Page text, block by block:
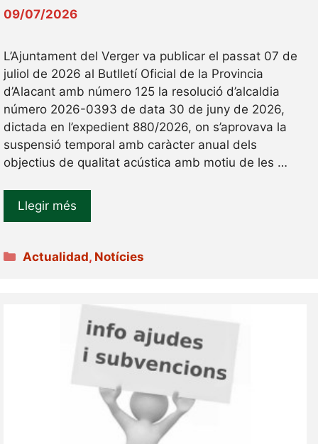
09/07/2026
L’Ajuntament del Verger va publicar el passat 07 de
juliol de 2026 al Butlletí Oficial de la Provincia
d’Alacant amb número 125 la resolució d’alcaldia
número 2026-0393 de data 30 de juny de 2026,
dictada en l’expedient 880/2026, on s’aprovava la
suspensió temporal amb caràcter anual dels
objectius de qualitat acústica amb motiu de les …
Llegir més
Categories
Actualidad, Notícies